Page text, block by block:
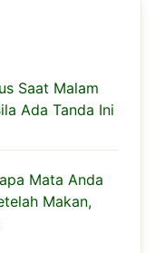
Saat Malam
Ada Tanda Ini
Mata Anda
Makan,